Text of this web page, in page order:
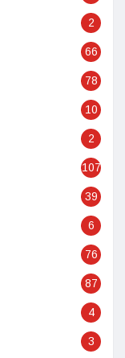
2
66
78
10
2
107
39
6
76
87
4
3